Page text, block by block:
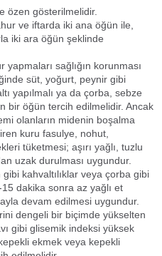
gösterilmelidir.
ve iftarda iki ana öğün ile,
iki ara öğün şeklinde
sağlığın korunması
süt, yoğurt, peynir gibi
yapılmalı ya da çorba, sebze
bir öğün tercih edilmelidir. Ancak
olanların midenin boşalma
kuru fasulye, nohut,
tüketmesi; aşırı yağlı, tuzlu
uzak durulması uygundur.
kahvaltılıklar veya çorba gibi
dakika sonra az yağlı et
devam edilmesi uygundur.
dengeli bir biçimde yükselten
gibi glisemik indeksi yüksek
ekmek veya kepekli